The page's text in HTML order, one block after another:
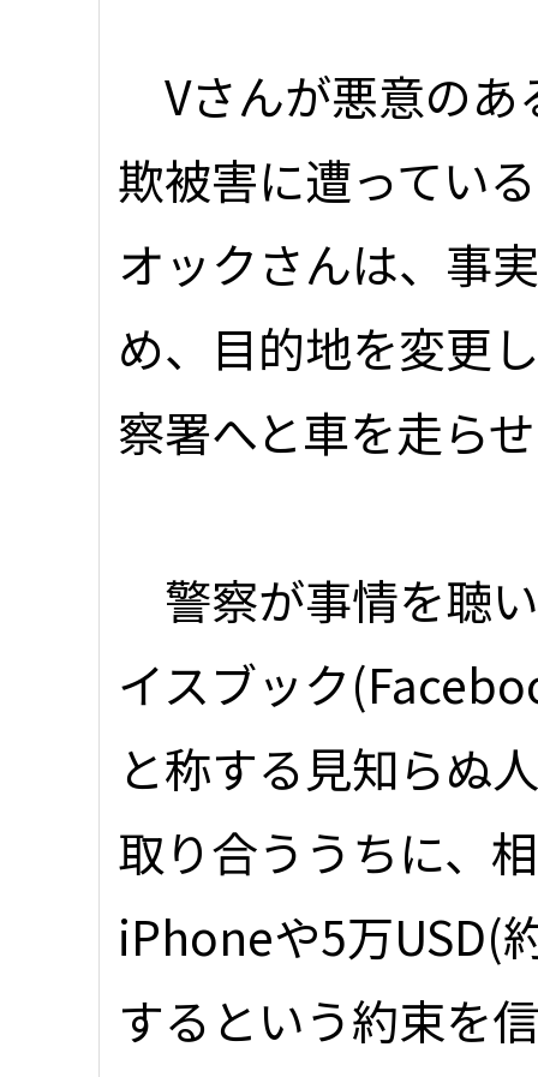
Vさんが悪意のあ
欺被害に遭ってい
オックさんは、事
め、目的地を変更
察署へと車を走ら
警察が事情を聴
イスブック
と称する見知らぬ
取り合ううちに、
iPhoneや5万USD(
するという約束を